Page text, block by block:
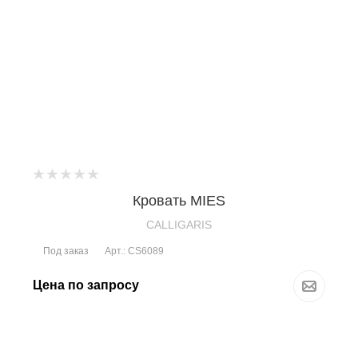
Кровать MIES
CALLIGARIS
Под заказ Арт.: CS6089
Цена по запросу